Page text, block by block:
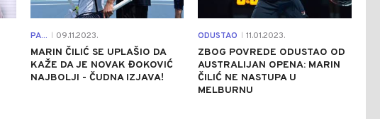
PA... 09.11.2023.
MARIN ČILIĆ SE UPLAŠIO DA
KAŽE DA JE NOVAK ĐOKOVIĆ
NAJBOLJI - ČUDNA IZJAVA!
ODUSTAO 11.01.2023.
ZBOG POVREDE ODUSTAO OD
AUSTRALIJAN OPENA: MARIN
ČILIĆ NE NASTUPA U
MELBURNU